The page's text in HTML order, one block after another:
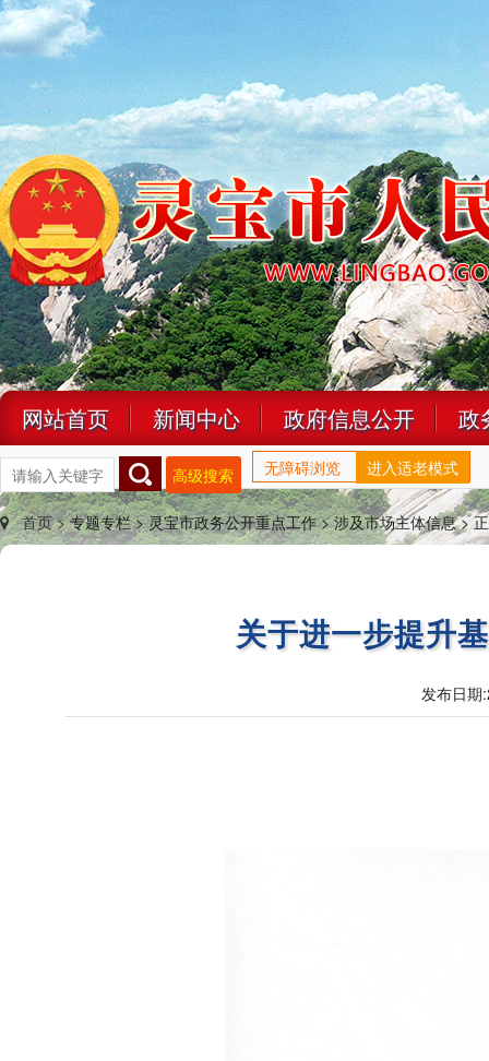
网站首页 新闻中心 政府信息公开 政
高级搜索 无障碍浏览 进入适老模式
首页 >专题专栏 >灵宝市政务公开重点工作 >涉及市场主体信息 >
关于进一步提升
发布日期: